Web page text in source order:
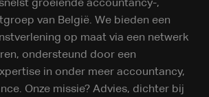
groeiende accountancy-,
van België. We bieden een
op maat via een netwerk
ondersteund door een
in onder meer accountancy,
Onze missie? Advies, dichter bij